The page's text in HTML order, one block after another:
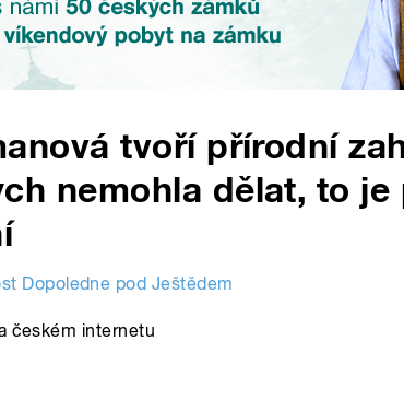
tvoří přírodní
nemohla dělat, to je
Dopoledne pod Ještědem
českém internetu